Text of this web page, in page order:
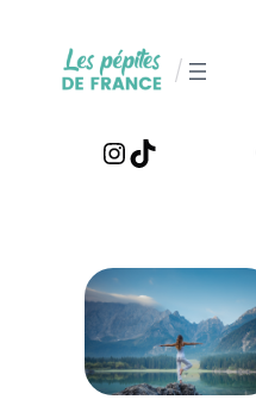
contenu
/
Instagram
TikTok